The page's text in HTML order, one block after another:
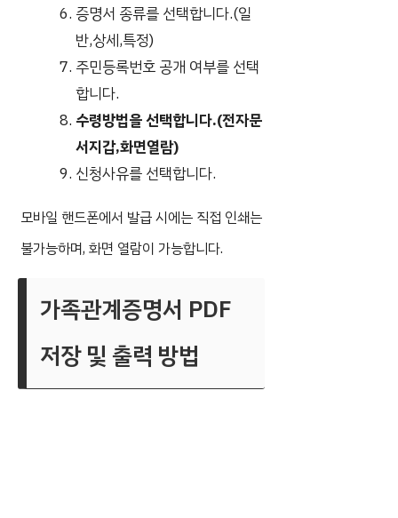
증명서 종류를 선택합니다.(일
반,상세,특정)
주민등록번호 공개 여부를 선택
합니다.
수령방법을 선택합니다.(전자문
서지갑,화면열람)
신청사유를 선택합니다.
모바일 핸드폰에서 발급 시에는 직접 인쇄는
불가능하며, 화면 열람이 가능합니다.
가족관계증명서 PDF
저장 및 출력 방법